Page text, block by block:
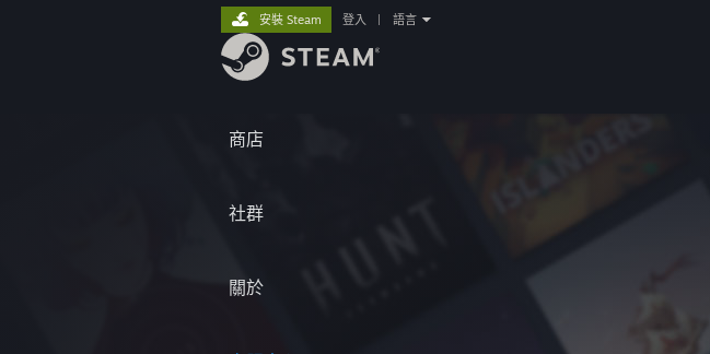
商店
社群
關於
安裝 Steam 登入 語言